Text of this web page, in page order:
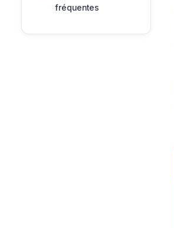
fréquentes